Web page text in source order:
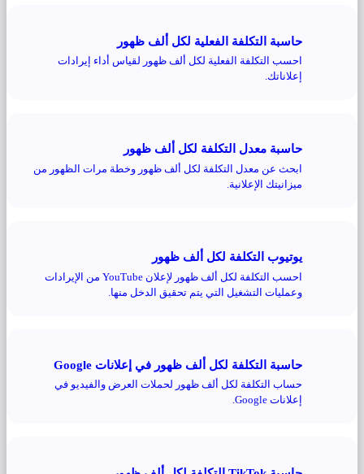
حاسبة التكلفة الفعلية لكل ألف ظهور
احسب التكلفة الفعلية لكل ألف ظهور لقياس أداء إيرادات
إعلاناتك.
حاسبة معدل التكلفة لكل ألف ظهور
ابحث عن معدل التكلفة لكل ألف ظهور وخطة مرات الظهور من
ميزانيتك الإعلانية.
يوتيوب التكلفة لكل ألف ظهور
احسب التكلفة لكل ألف ظهور لإعلان YouTube من الإيرادات
وعمليات التشغيل التي يتم تحقيق الدخل منها.
حاسبة التكلفة لكل ألف ظهور في إعلانات Google
حساب التكلفة لكل ألف ظهور لحملات العرض والفيديو في
إعلانات Google.